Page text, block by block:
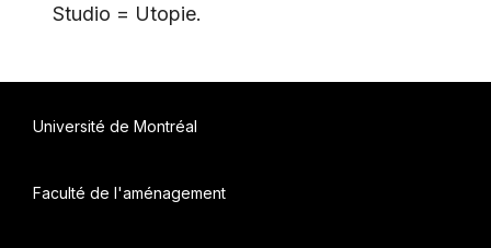
Studio = Utopie.
Université de Montréal
Faculté de l'aménagement